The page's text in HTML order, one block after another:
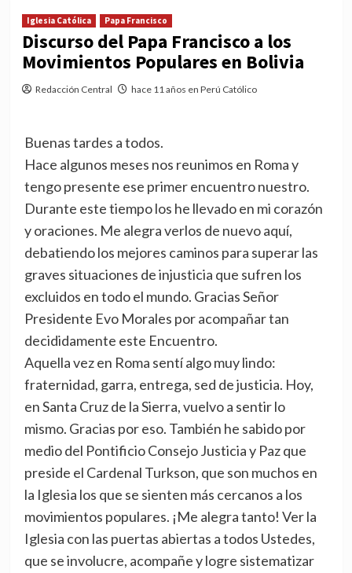
Iglesia Católica Papa Francisco
Discurso del Papa Francisco a los
Movimientos Populares en Bolivia
Redacción Central hace 11 años en Perú Católico
Buenas tardes a todos.
Hace algunos meses nos reunimos en Roma y
tengo presente ese primer encuentro nuestro.
Durante este tiempo los he llevado en mi corazón
y oraciones. Me alegra verlos de nuevo aquí,
debatiendo los mejores caminos para superar las
graves situaciones de injusticia que sufren los
excluidos en todo el mundo. Gracias Señor
Presidente Evo Morales por acompañar tan
decididamente este Encuentro.
Aquella vez en Roma sentí algo muy lindo:
fraternidad, garra, entrega, sed de justicia. Hoy,
en Santa Cruz de la Sierra, vuelvo a sentir lo
mismo. Gracias por eso. También he sabido por
medio del Pontificio Consejo Justicia y Paz que
preside el Cardenal Turkson, que son muchos en
la Iglesia los que se sienten más cercanos a los
movimientos populares. ¡Me alegra tanto! Ver la
Iglesia con las puertas abiertas a todos Ustedes,
que se involucre, acompañe y logre sistematizar